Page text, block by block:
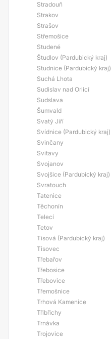
Stradouň
Strakov
Strašov
Střemošice
Studené
Študlov (Pardubický kraj)
Studnice (Pardubický kraj)
Suchá Lhota
Sudislav nad Orlicí
Sudslava
Šumvald
Svatý Jiří
Svídnice (Pardubický kraj)
Svinčany
Svitavy
Svojanov
Svojšice (Pardubický kraj)
Svratouch
Tatenice
Těchonín
Telecí
Tetov
Tisová (Pardubický kraj)
Tisovec
Třebařov
Třebosice
Třebovice
Třemošnice
Trhová Kamenice
Třibřichy
Trnávka
Trojovice